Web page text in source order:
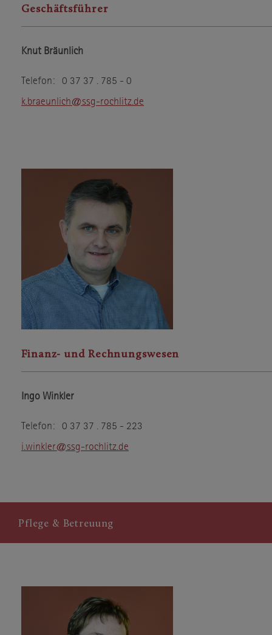
Geschäftsführer
Knut Bräunlich
Telefon: 0 37 37 . 785 - 0
k.braeunlich@ssg-rochlitz.de
Finanz- und Rechnungswesen
Ingo Winkler
Telefon: 0 37 37 . 785 - 223
i.winkler@ssg-rochlitz.de
Pflege & Betreuung